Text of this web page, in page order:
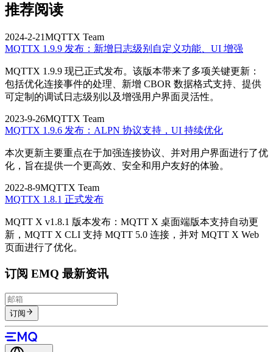
推荐阅读
2024-2-21MQTTX Team
MQTTX 1.9.9 发布：新增日志级别自定义功能、UI 增强
MQTTX 1.9.9 现已正式发布。该版本带来了多项关键更新：
包括优化连接事件的处理、新增 CBOR 数据格式支持、提供
可定制的调试日志级别以及增强用户界面灵活性。
2023-9-26MQTTX Team
MQTTX 1.9.6 发布：ALPN 协议支持，UI 持续优化
本次更新主要重点在于加强连接协议、并对用户界面进行了优
化，旨在提供一个更高效、安全和用户友好的体验。
2022-8-9MQTTX Team
MQTTX 1.8.1 正式发布
MQTT X v1.8.1 版本发布：MQTT X 桌面端版本支持自动更
新，MQTT X CLI 支持 MQTT 5.0 连接，并对 MQTT X Web
页面进行了优化。
订阅 EMQ 最新资讯
订阅